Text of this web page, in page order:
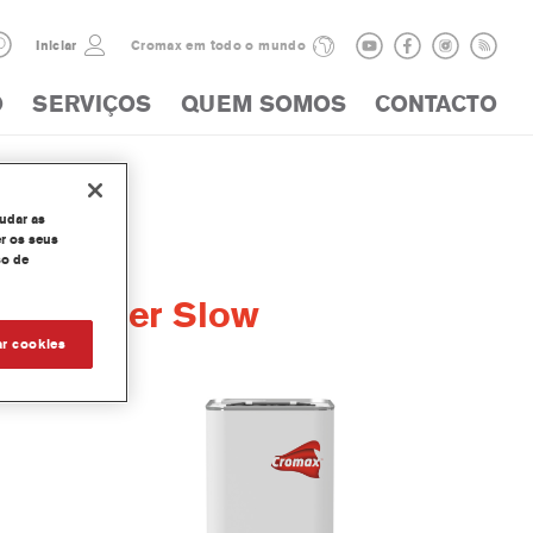
Iniciar Cromax em todo o mundo
SERVIÇOS QUEM SOMOS CONTACTO
Thinner Slow
as
os seus
de
cookies